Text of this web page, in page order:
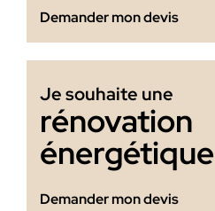
Demander mon devis
Je souhaite une
rénovation
énergétique
Demander mon devis